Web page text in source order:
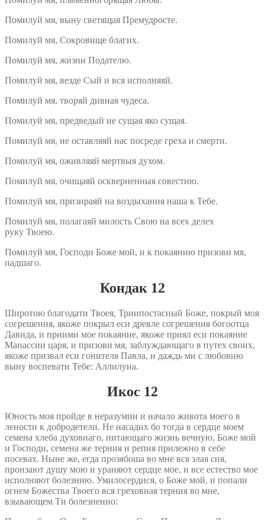
Помилуй мя, выну светящая Премудросте.
Помилуй мя, Сокровище благих.
Помилуй мя, жизни Подателю.
Помилуй мя, везде Сый и вся исполняяй.
Помилуй мя, творяй дивная чудеса.
Помилуй мя, предведый не сущая яко сущая.
Помилуй мя, не оставляяй нас посреде греха и смерти.
Помилуй мя, оживляяй мертвыя духом.
Помилуй мя, очищаяй оскверненныя совестию.
Помилуй мя, призираяй на воздыхания наша к Тебе.
Помилуй мя, полагаяй милость Свою на всех делех
руку Твоею.
Помилуй мя, Господи Боже мой, и к покаянию призови мя,
падшаго.
Кондак 12
Широтою благодати Твоея, Триипостасный Боже, покрый моя
согрешения, якоже покрыл еси древле согрешения богоотца
Давида, и приими мое покаяние, якоже приял еси покаяние
Манассии царя, и призови мя, заблуждающаго в путех своих,
якоже призвал еси гонителя Павла, и даждь ми с любовию
выну воспевати Тебе: Аллилуиа.
Икос 12
Юность моя пройде в неразумии и начало живота моего в
лености к добродетели. Не насадих бо тогда в сердце моем
семена хлеба духовнаго, питающаго жизнь вечную, Боже мой
и Господи, семена же терния и репия прилежно в себе
посевах. Ныне же, егда прозябоша во мне вся злая сия,
пронзают душу мою и ураняют сердце мое, и все естество мое
исполняют болезнию. Умилосердися, о Боже мой, и попали
огнем Божества Твоего вся греховная терния во мне,
взывающем Ти болезненно: